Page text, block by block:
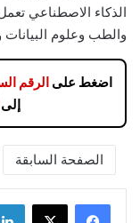
الذكاء الاصطناعي
والطب وعلوم البيانات
اضغط على الرقم
إلى
الصفحة السابقة